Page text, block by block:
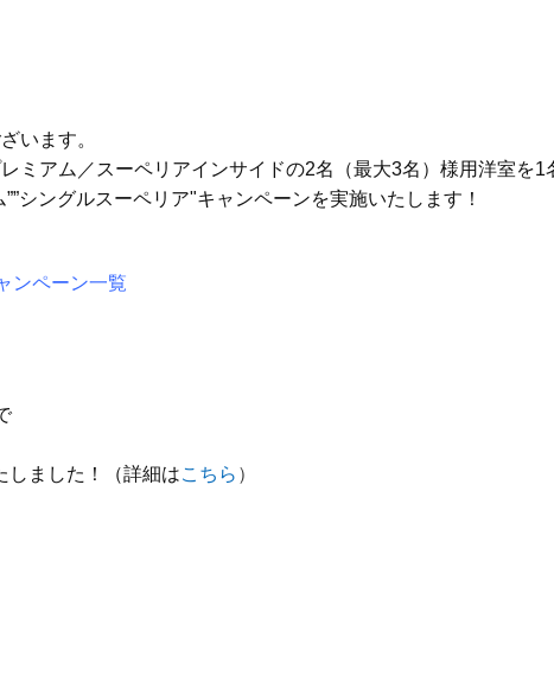
います。
ミアム／スーペリアインサイドの2名（最大3名）様用洋室を1
シングルスーペリア"キャンペーンを実施いたします！
ンペーン一覧
ました！（詳細はこちら ）